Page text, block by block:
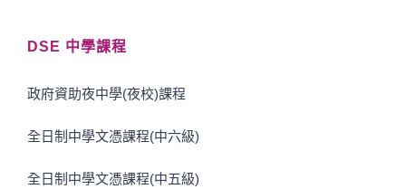
DSE 中學課程
政府資助夜中學(夜校)課程
全日制中學文憑課程(中六級)
全日制中學文憑課程(中五級)